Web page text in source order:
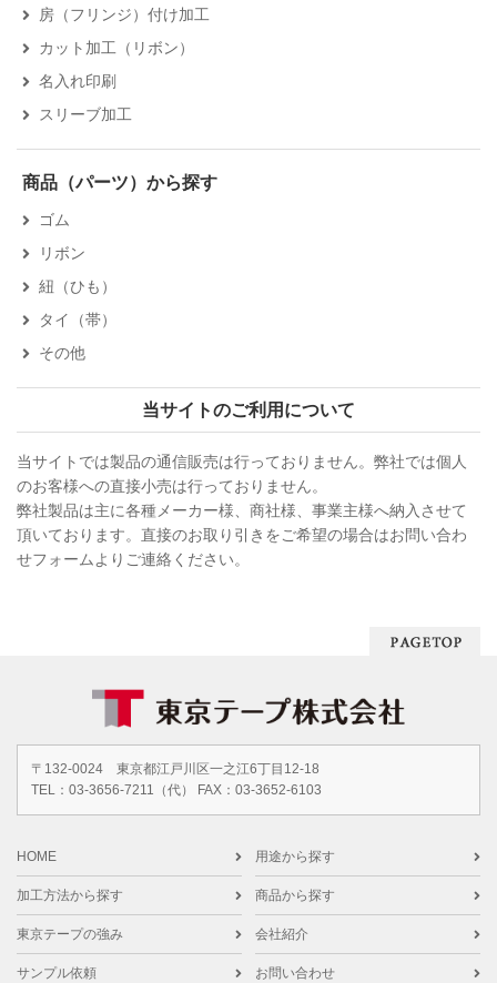
房（フリンジ）付け加工
カット加工（リボン）
名入れ印刷
スリーブ加工
商品（パーツ）から探す
ゴム
リボン
紐（ひも）
タイ（帯）
その他
当サイトのご利用について
当サイトでは製品の通信販売は行っておりません。弊社では個人
のお客様への直接小売は行っておりません。
弊社製品は主に各種メーカー様、商社様、事業主様へ納入させて
頂いております。直接のお取り引きをご希望の場合はお問い合わ
せフォームよりご連絡ください。
〒132-0024 東京都江戸川区一之江6丁目12-18
TEL： 03-3656-7211 （代） FAX：03-3652-6103
HOME 用途から探す
加工方法から探す 商品から探す
東京テープの強み 会社紹介
サンプル依頼 お問い合わせ